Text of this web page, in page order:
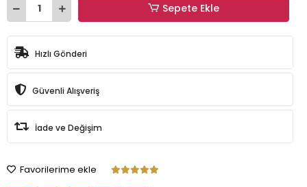
Sepete Ekle
Hızlı Gönderi
Güvenli Alışveriş
İade ve Değişim
Favorilerime ekle